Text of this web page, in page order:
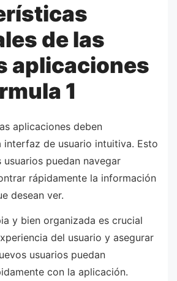
de las
aplicaciones
1
aplicaciones deben
interfaz de usuario intuitiva. Esto
puedan navegar
rápidamente la información
desean ver.
y bien organizada es crucial
del usuario y asegurar
usuarios puedan
con la aplicación.